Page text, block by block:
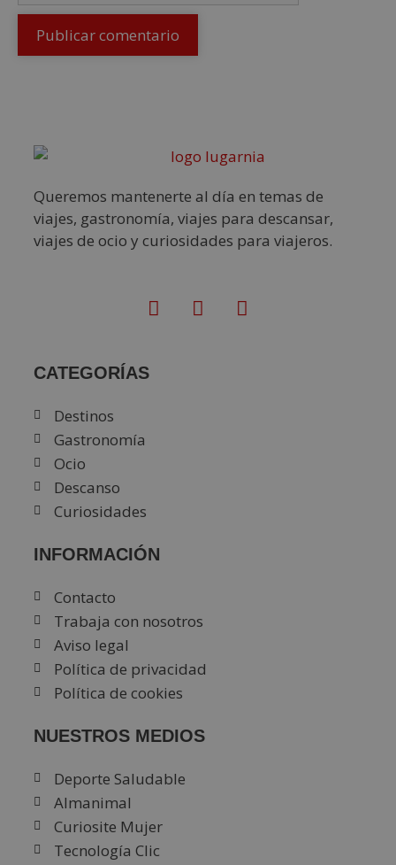
Queremos mantenerte al día en temas de
viajes, gastronomía, viajes para descansar,
viajes de ocio y curiosidades para viajeros.
CATEGORÍAS
Destinos
Gastronomía
Ocio
Descanso
Curiosidades
INFORMACIÓN
Contacto
Trabaja con nosotros
Aviso legal
Política de privacidad
Política de cookies
NUESTROS MEDIOS
Deporte Saludable
Almanimal
Curiosite Mujer
Tecnología Clic